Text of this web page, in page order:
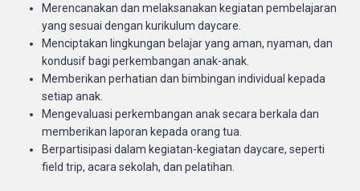
Merencanakan dan melaksanakan kegiatan pembelajaran
yang sesuai dengan kurikulum daycare.
Menciptakan lingkungan belajar yang aman, nyaman, dan
kondusif bagi perkembangan anak-anak.
Memberikan perhatian dan bimbingan individual kepada
setiap anak.
Mengevaluasi perkembangan anak secara berkala dan
memberikan laporan kepada orang tua.
Berpartisipasi dalam kegiatan-kegiatan daycare, seperti
field trip, acara sekolah, dan pelatihan.